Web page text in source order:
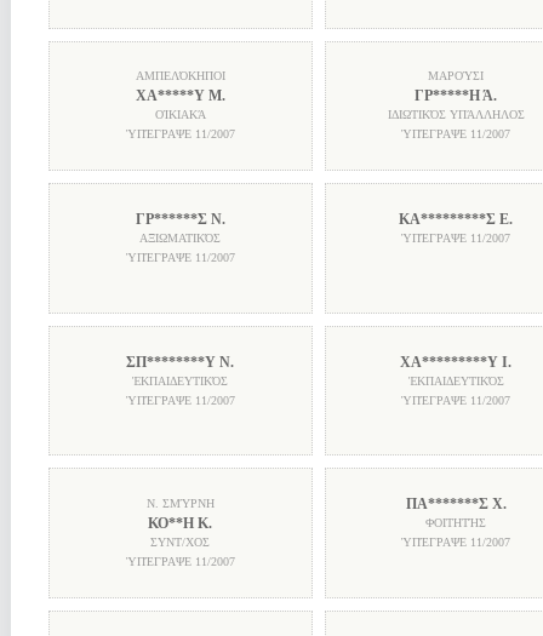
ΑΜΠΕΛΌΚΗΠΟΙ
ΧΑ*****Υ Μ.
ΟΊΚΙΑΚΆ
ὙΠΈΓΡΑΨΕ 11/2007
ΜΑΡΟΎΣΙ
ΓΡ*****Η Ά.
ΙΔΙΩΤΙΚΌΣ ΥΠΆΛΛΗΛΟΣ
ὙΠΈΓΡΑΨΕ 11/2007
ΓΡ******Σ Ν.
ΑΞΙΩΜΑΤΙΚΌΣ
ὙΠΈΓΡΑΨΕ 11/2007
ΚΑ*********Σ Ε.
ὙΠΈΓΡΑΨΕ 11/2007
ΣΠ********Υ Ν.
ἘΚΠΑΙΔΕΥΤΙΚΌΣ
ὙΠΈΓΡΑΨΕ 11/2007
ΧΑ*********Υ Ι.
ἘΚΠΑΙΔΕΥΤΙΚΌΣ
ὙΠΈΓΡΑΨΕ 11/2007
Ν. ΣΜΎΡΝΗ
ΚΟ**Η Κ.
ΣΥΝΤ/ΧΟΣ
ὙΠΈΓΡΑΨΕ 11/2007
ΠΑ*******Σ Χ.
ΦΟΙΤΗΤΉΣ
ὙΠΈΓΡΑΨΕ 11/2007